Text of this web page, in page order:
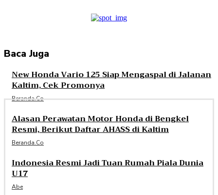
Baca Juga
New Honda Vario 125 Siap Mengaspal di Jalanan
Kaltim, Cek Promonya
Beranda.co
Alasan Perawatan Motor Honda di Bengkel
Resmi, Berikut Daftar AHASS di Kaltim
Beranda.co
Indonesia Resmi Jadi Tuan Rumah Piala Dunia
U17
Abe